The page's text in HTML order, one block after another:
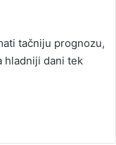
tačniju prognozu,
hladniji dani tek